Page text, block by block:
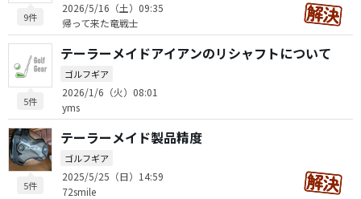
9件
2026/5/16（土）09:35
帰って来た竜戦士
5件
テーラーメイドアイアンのリシャフトについて
ゴルフギア
2026/1/6（火）08:01
yms
5件
テーラーメイド製品精度
ゴルフギア
2025/5/25（日）14:59
72smile